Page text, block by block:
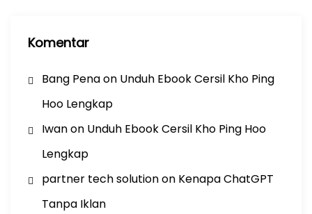
Komentar
Bang Penaon Unduh Ebook Cersil Kho Ping
Hoo Lengkap
Iwanon Unduh Ebook Cersil Kho Ping Hoo
Lengkap
partner tech solutionon Kenapa ChatGPT
Tanpa Iklan